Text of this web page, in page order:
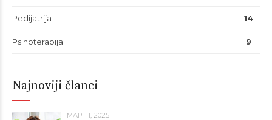
Pedijatrija 14
Psihoterapija 9
Najnoviji članci
МАРТ 1, 2025